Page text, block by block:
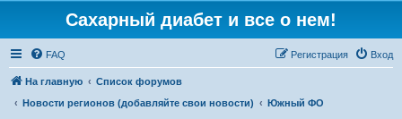
Сахарный диабет и все о нем!
FAQ Вход
Регистрация
На главную
Список форумов
Новости регионов (добавляйте свои новости)
Южный ФО